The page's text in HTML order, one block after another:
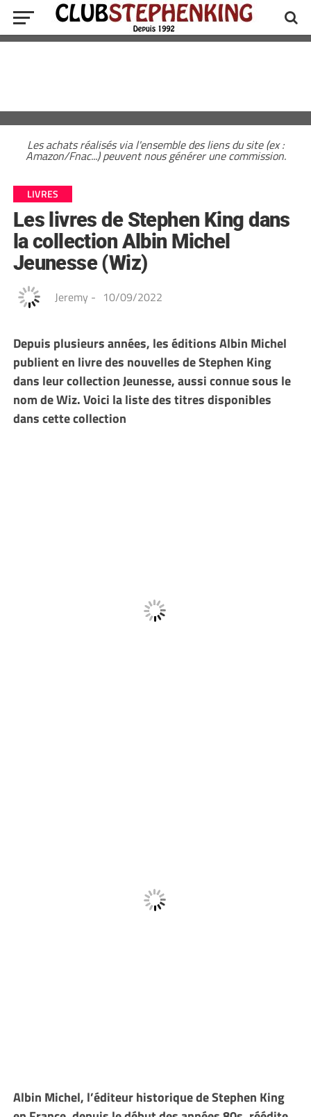
Les achats réalisés via l'ensemble des liens du site (ex :
Amazon/Fnac...) peuvent nous générer une commission.
LIVRES
Les livres de Stephen King dans
la collection Albin Michel
Jeunesse (Wiz)
Jeremy - 10/09/2022
Depuis plusieurs années, les éditions Albin Michel
publient en livre des nouvelles de Stephen King
dans leur collection Jeunesse, aussi connue sous le
nom de Wiz. Voici la liste des titres disponibles
dans cette collection
Albin Michel, l’éditeur historique de Stephen King